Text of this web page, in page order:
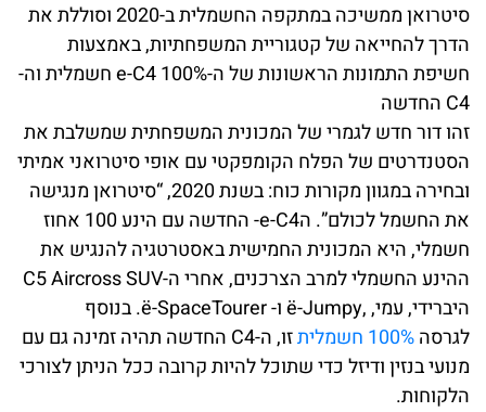
סיטרואן ממשיכה במתקפה החשמלית ב-2020 וסוללת את
הדרך להחייאה של קטגוריית המשפחתיות, באמצעות
חשיפת התמונות הראשונות של ה-e-C4 100% חשמלית וה-
C4 החדשה
זהו דור חדש לגמרי של המכונית המשפחתית שמשלבת את
הסטנדרטים של הפלח הקומפקטי עם אופי סיטרואני אמיתי
ובחירה במגוון מקורות כוח: בשנת 2020, “סיטרואן מנגישה
את החשמל לכולם”. הe-C4- החדשה עם הינע 100 אחוז
חשמלי, היא המכונית החמישית באסטרטגיה להנגיש את
ההינע החשמלי למרב הצרכנים, אחרי ה-C5 Aircross SUV
היברידי, עמי, ,ë-Jumpy ו- ë-SpaceTourer. בנוסף
לגרסה
זו, ה-C4 החדשה תהיה זמינה גם עם
מנועי בנזין ודיזל כדי שתוכל להיות קרובה ככל הניתן לצורכי
הלקוחות.